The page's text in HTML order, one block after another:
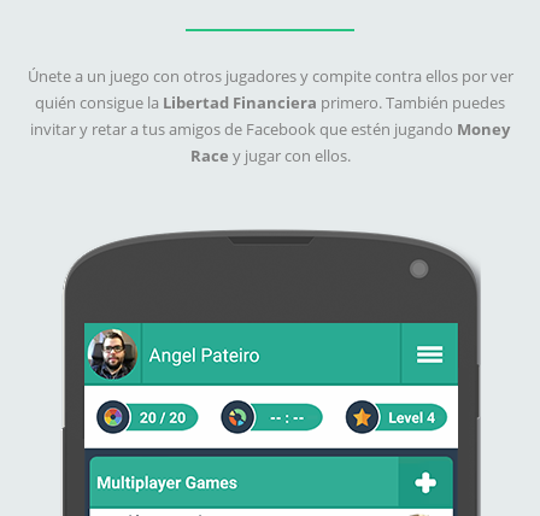
Únete a un juego con otros jugadores y compite contra ellos por ver
quién consigue la Libertad Financiera primero. También puedes
invitar y retar a tus amigos de Facebook que estén jugando Money
Race y jugar con ellos.